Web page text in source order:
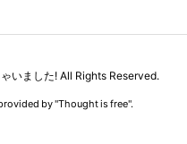
いました! All Rights Reserved.
by "Thought is free".